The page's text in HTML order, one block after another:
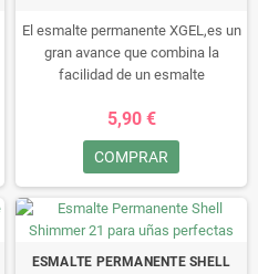
El esmalte permanente XGEL,es un
gran avance que combina la
facilidad de un esmalte
un gel.
Durante un minimo de 15 dias
disfruta de sus uñas
perfectamente, sin arañazos,
retoques ni manchas, fácil de
quitar, en 10 minutos!!• Este
5,90 €
COMPRAR
ESMALTE PERMANENTE SHELL